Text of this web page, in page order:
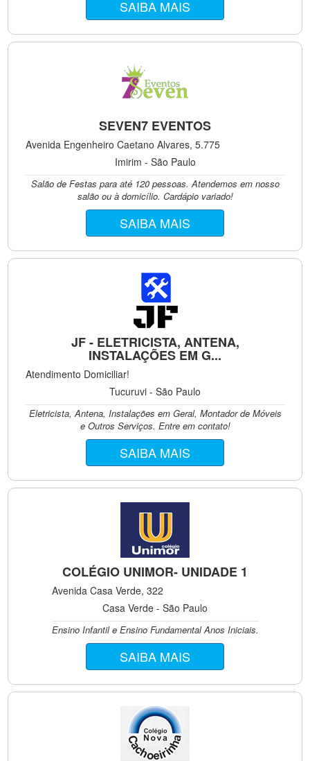
SAIBA MAIS
SEVEN7 EVENTOS
Avenida Engenheiro Caetano Alvares, 5.775
Imirim - São Paulo
Salão de Festas para até 120 pessoas. Atendemos em nosso
salão ou à domicílio. Cardápio variado!
SAIBA MAIS
JF - ELETRICISTA, ANTENA,
INSTALAÇÕES EM G...
Atendimento Domiciliar!
Tucuruvi - São Paulo
Eletricista, Antena, Instalações em Geral, Montador de Móveis
e Outros Serviços. Entre em contato!
SAIBA MAIS
COLÉGIO UNIMOR- UNIDADE 1
Avenida Casa Verde, 322
Casa Verde - São Paulo
Ensino Infantil e Ensino Fundamental Anos Iniciais.
SAIBA MAIS